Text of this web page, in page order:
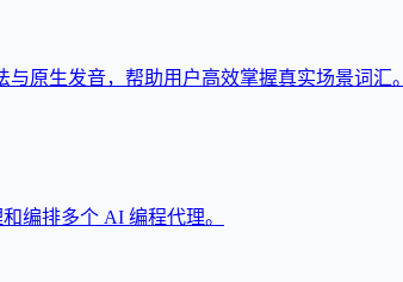
原生发音，帮助用户高效掌握真实场景词汇。
编排多个 AI 编程代理。